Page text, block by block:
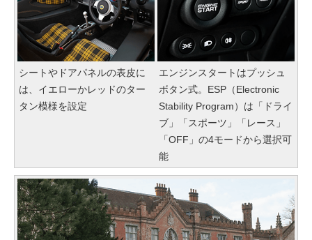
シートやドアパネルの表皮に
は、イエローかレッドのター
タン模様を設定
エンジンスタートはプッシュ
ボタン式。ESP（Electronic
Stability Program）は「ドライ
ブ」「スポーツ」「レース」
「OFF」の4モードから選択可
能